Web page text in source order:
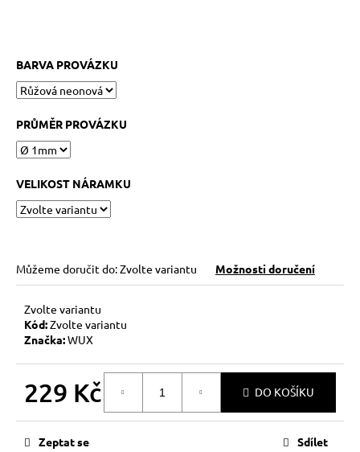
BARVA PROVÁZKU
PRŮMĚR PROVÁZKU
VELIKOST NÁRAMKU
Můžeme doručit do:Zvolte variantu Možnosti doručení
Zvolte variantu
Kód:Zvolte variantu
Značka:WUX
229 Kč DO KOŠÍKU
Zeptat se Sdílet
KABBALAH
STŘÍBRNÝ
KROUŽEK
AG925
129